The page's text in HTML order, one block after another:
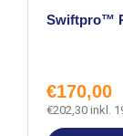
Swiftpro™
€170,00
€202,30 inkl.